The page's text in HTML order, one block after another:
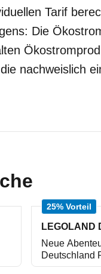
Tarif
Die
nachweislich
25% Vorteil
Neue
Deutschland